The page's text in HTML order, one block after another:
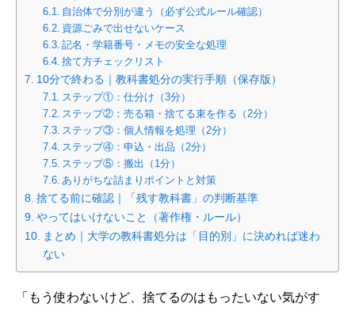
自治体で分別が違う（必ず公式ルール確認）
資源ごみで出せないケース
記名・学籍番号・メモの安全な処理
捨て方チェックリスト
10分で終わる｜教科書処分の実行手順（保存版）
ステップ①：仕分け（3分）
ステップ②：売る箱・捨てる束を作る（2分）
ステップ③：個人情報を処理（2分）
ステップ④：申込・出品（2分）
ステップ⑤：搬出（1分）
ありがちな詰まりポイントと対策
捨てる前に確認｜「残す教科書」の判断基準
やってはいけないこと（著作権・ルール）
まとめ｜大学の教科書処分は「目的別」に決めれば迷わ
ない
「もう使わないけど、捨てるのはもったいない気がす